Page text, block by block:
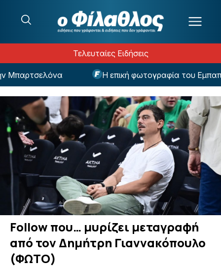
Τελευταίες Ειδήσεις
Η επική φωτογραφία του
Follow που… μυρίζει μεταγραφή
από τον Δημήτρη Γιαννακόπουλο
(ΦΩΤΟ)